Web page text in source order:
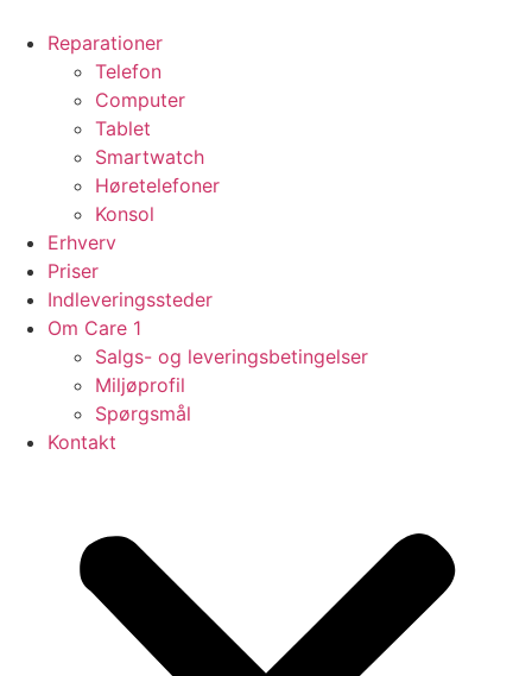
Reparationer
Telefon
Computer
Tablet
Smartwatch
Høretelefoner
Konsol
Erhverv
Priser
Indleveringssteder
Om Care 1
Salgs- og leveringsbetingelser
Miljøprofil
Spørgsmål
Kontakt